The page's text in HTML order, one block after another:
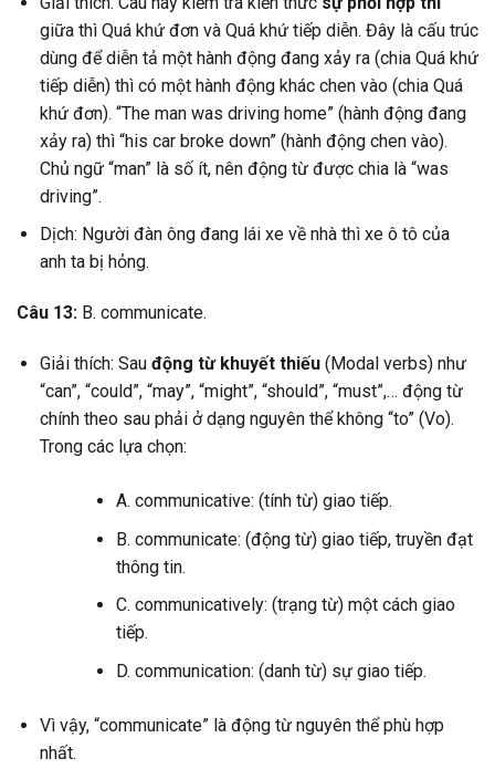
giữa thì Quá khứ đơn và Quá khứ tiếp diễn. Đây là cấu trúc
dùng để diễn tả một hành động đang xảy ra (chia Quá khứ
tiếp diễn) thì có một hành động khác chen vào (chia Quá
khứ đơn). “The man was driving home” (hành động đang
xảy ra) thì “his car broke down” (hành động chen vào).
Chủ ngữ “man” là số ít, nên động từ được chia là “was
driving”.
Dịch: Người đàn ông đang lái xe về nhà thì xe ô tô của
anh ta bị hỏng.
Câu 13: B. communicate.
Giải thích: Sau động từ khuyết thiếu(Modal verbs) như
“can”, “could”, “may”, “might”, “should”, “must”,… động từ
chính theo sau phải ở dạng nguyên thể không “to” (Vo).
Trong các lựa chọn:
A. communicative: (tính từ) giao tiếp.
B. communicate: (động từ) giao tiếp, truyền đạt
thông tin.
C. communicatively: (trạng từ) một cách giao
tiếp.
D. communication: (danh từ) sự giao tiếp.
Vì vậy, “communicate” là động từ nguyên thể phù hợp
nhất.